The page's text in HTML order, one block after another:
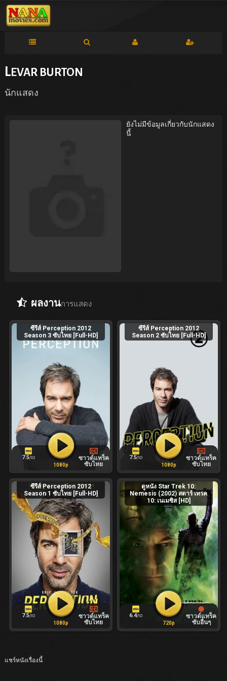
LEVAR BURTON
นักแสดง
ยังไม่มีข้อมูลเกี่ยวกับนักแสดง
นี้
ผลงานการแสดง
ซีรีส์ Perception 2012
Season 3 ซับไทย [Full-HD]
7.5/10
ซาวด์แทร็ค
ซับไทย
1080p
ซีรีส์ Perception 2012
Season 2 ซับไทย [Full-HD]
7.5/10
ซาวด์แทร็ค
ซับไทย
1080p
ซีรีส์ Perception 2012
Season 1 ซับไทย [Full-HD]
7.5/10
ซาวด์แทร็ค
ซับไทย
1080p
ดูหนัง Star Trek 10:
Nemesis (2002) สตาร์ เทรค
10: เนเมซิส [HD]
6.4/10
ซาวด์แทร็ค
ซับอื่นๆ
720p
แชร์หนังเรื่องนี้ :